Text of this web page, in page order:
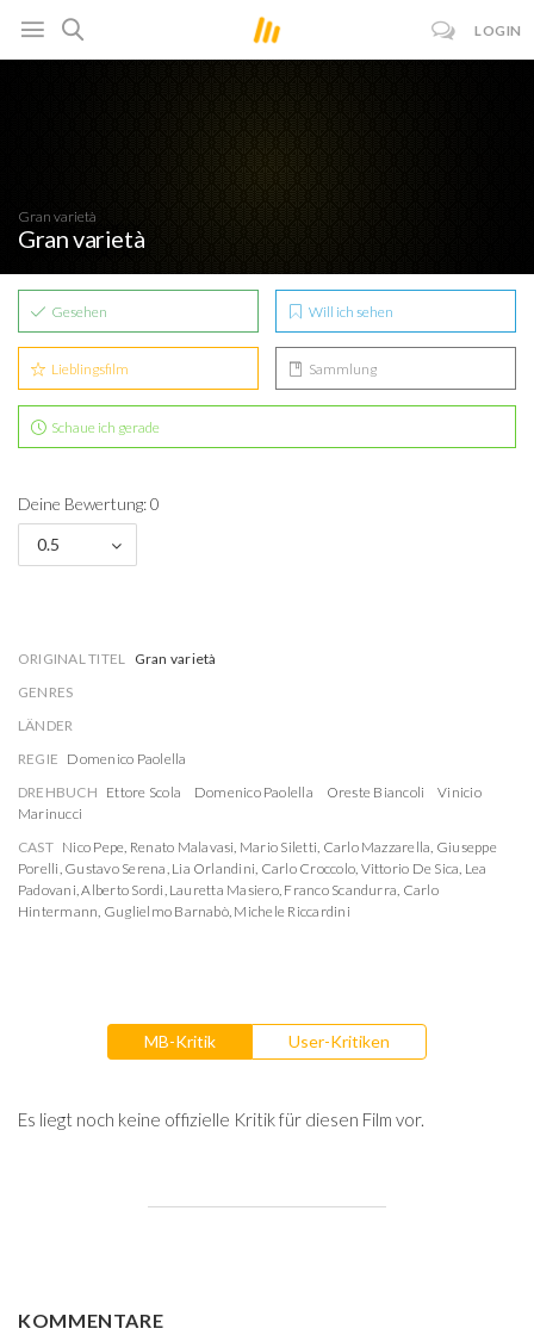
LOGIN
Gran varietà
Gran varietà
Gesehen Will ich sehen
Lieblingsfilm Sammlung
Schaue ich gerade
Deine Bewertung: 0
0.5
ORIGINAL TITEL Gran varietà
GENRES
LÄNDER
REGIE Domenico Paolella
DREHBUCH Ettore Scola Domenico Paolella Oreste Biancoli
Vinicio
Marinucci
CAST Nico Pepe, Renato Malavasi, Mario Siletti, Carlo Mazzarella, Giuseppe
Porelli, Gustavo Serena, Lia Orlandini, Carlo Croccolo, Vittorio De Sica, Lea
Padovani,Alberto Sordi, Lauretta Masiero, Franco Scandurra, Carlo
Hintermann, Guglielmo Barnabò, Michele Riccardini
MB-Kritik User-Kritiken
Es liegt noch keine offizielle Kritik für diesen Film vor.
KOMMENTARE